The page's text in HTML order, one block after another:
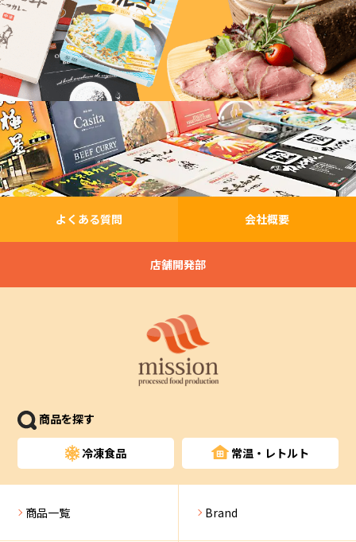
よくある質問 会社概要
店舗開発部
商品を探す
冷凍食品 常温・レトルト
商品一覧 Brand